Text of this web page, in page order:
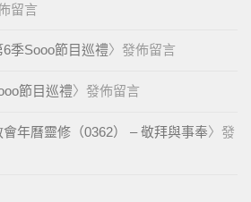
留言
6季Sooo節目巡禮〉發佈留言
節目巡禮〉發佈留言
會年曆靈修（0362） – 敬拜與事奉〉發